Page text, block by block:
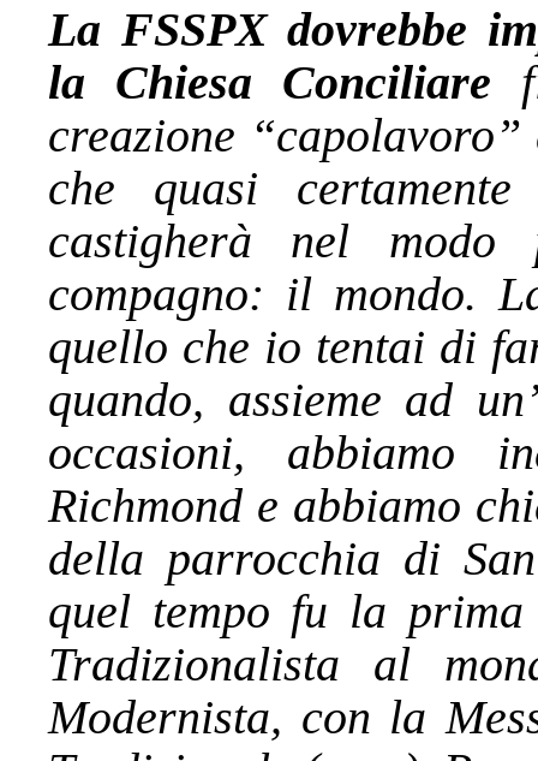
La FSSPX dovrebbe
la Chiesa Conciliare
creazione
che quasi
castigherà nel
compagno: il mondo.
quello che io tentai di
quando, assieme ad
occasioni, abbiamo
Richmond e abbiamo
della parrocchia di
quel tempo fu la
Tradizionalista al
Modernista, con la